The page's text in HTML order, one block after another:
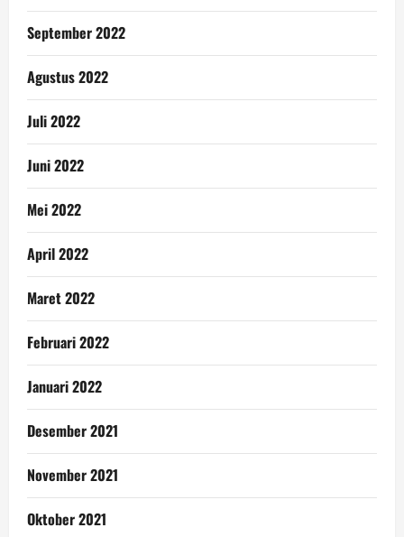
September 2022
Agustus 2022
Juli 2022
Juni 2022
Mei 2022
April 2022
Maret 2022
Februari 2022
Januari 2022
Desember 2021
November 2021
Oktober 2021